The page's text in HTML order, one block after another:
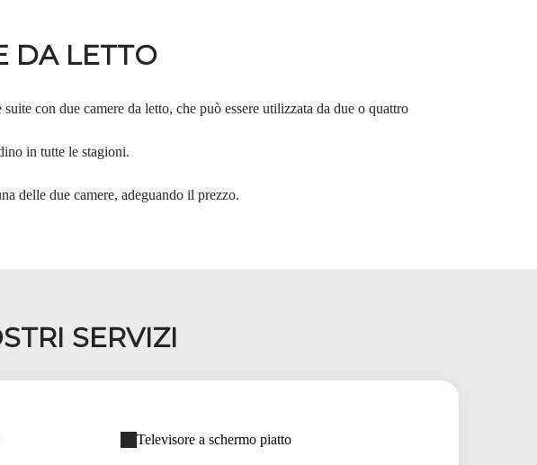
DA LETTO
con due camere da letto, che può essere utilizzata da due o quattro
in tutte le stagioni.
delle due camere, adeguando il prezzo.
SERVIZI
Televisore a schermo piatto